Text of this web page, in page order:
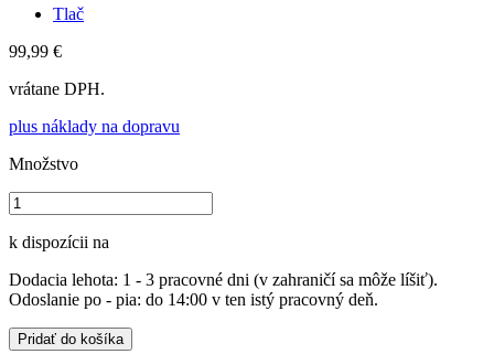
Tlač
99,99 €
vrátane DPH.
plus náklady na dopravu
Množstvo
k dispozícii na
Dodacia lehota: 1 - 3 pracovné dni (v zahraničí sa môže líšiť).
Odoslanie po - pia: do 14:00 v ten istý pracovný deň.
Pridať do košíka